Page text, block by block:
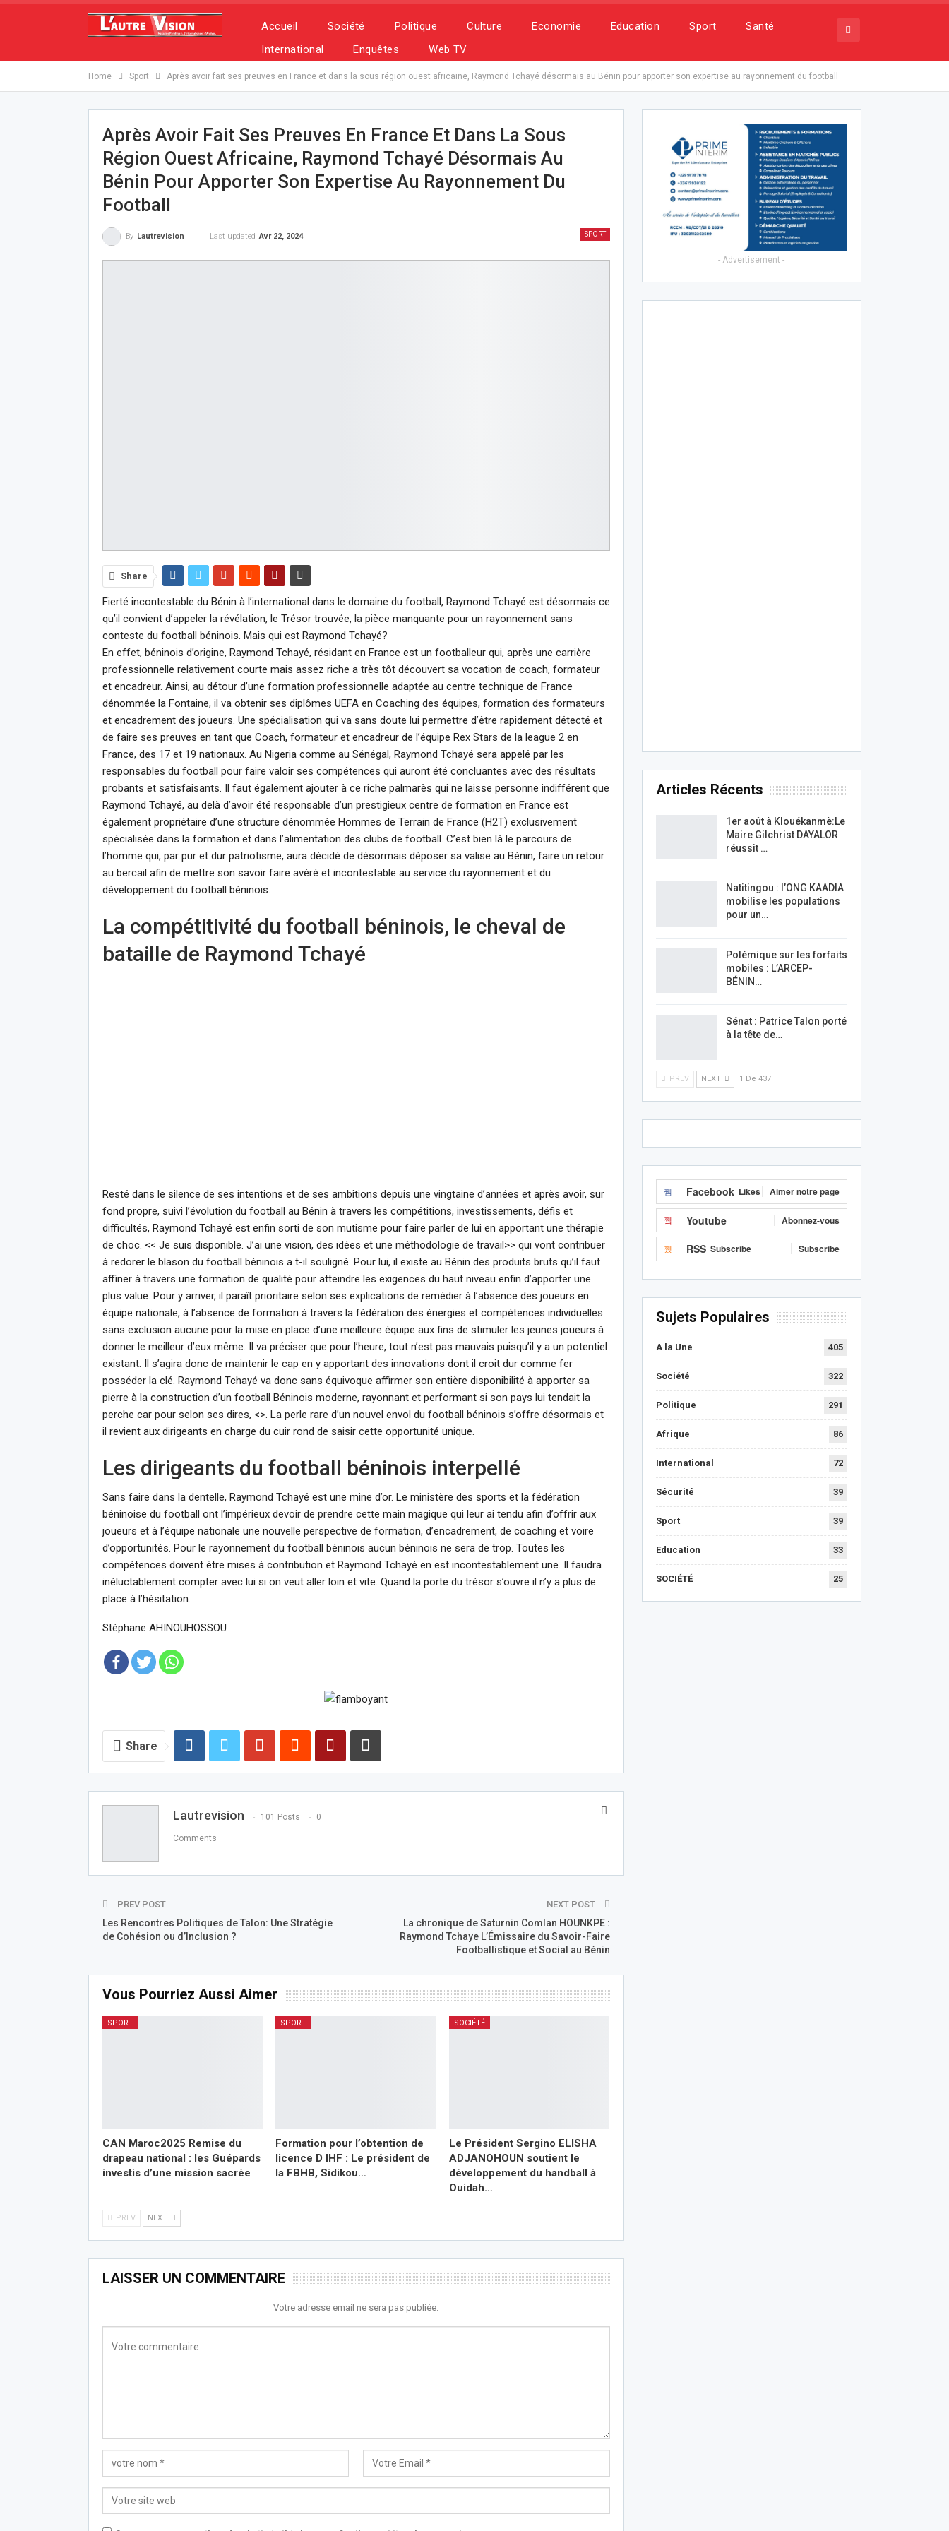
Accueil Société Politique Culture Economie Education Sport
Santé
International
Enquêtes Web TV
Home Sport Après avoir fait ses preuves en France et dans la sous région ouest africaine, Raymond Tchayé désormais au Bénin pour apporter son expertise au rayonnement du football
Après Avoir Fait Ses Preuves En France Et Dans La Sous
Région Ouest Africaine, Raymond Tchayé Désormais Au
Bénin Pour Apporter Son Expertise Au Rayonnement Du
Football
SPORT
By Lautrevision Last updated Avr 22, 2024
Share
Fierté incontestable du Bénin à l’international dans le domaine du football, Raymond Tchayé est désormais ce
qu’il convient d’appeler la révélation, le Trésor trouvée, la pièce manquante pour un rayonnement sans
conteste du football béninois. Mais qui est Raymond Tchayé?
En effet, béninois d’origine, Raymond Tchayé, résidant en France est un footballeur qui, après une carrière
professionnelle relativement courte mais assez riche a très tôt découvert sa vocation de coach, formateur
et encadreur. Ainsi, au détour d’une formation professionnelle adaptée au centre technique de France
dénommée la Fontaine, il va obtenir ses diplômes UEFA en Coaching des équipes, formation des formateurs
et encadrement des joueurs. Une spécialisation qui va sans doute lui permettre d’être rapidement détecté et
de faire ses preuves en tant que Coach, formateur et encadreur de l’équipe Rex Stars de la league 2 en
France, des 17 et 19 nationaux. Au Nigeria comme au Sénégal, Raymond Tchayé sera appelé par les
responsables du football pour faire valoir ses compétences qui auront été concluantes avec des résultats
probants et satisfaisants. Il faut également ajouter à ce riche palmarès qui ne laisse personne indifférent que
Raymond Tchayé, au delà d’avoir été responsable d’un prestigieux centre de formation en France est
également propriétaire d’une structure dénommée Hommes de Terrain de France (H2T) exclusivement
spécialisée dans la formation et dans l’alimentation des clubs de football. C’est bien là le parcours de
l’homme qui, par pur et dur patriotisme, aura décidé de désormais déposer sa valise au Bénin, faire un retour
au bercail afin de mettre son savoir faire avéré et incontestable au service du rayonnement et du
développement du football béninois.
La compétitivité du football béninois, le cheval de
bataille de Raymond Tchayé
Resté dans le silence de ses intentions et de ses ambitions depuis une vingtaine d’années et après avoir, sur
fond propre, suivi l’évolution du football au Bénin à travers les compétitions, investissements, défis et
difficultés, Raymond Tchayé est enfin sorti de son mutisme pour faire parler de lui en apportant une thérapie
de choc. << Je suis disponible. J’ai une vision, des idées et une méthodologie de travail>> qui vont contribuer
à redorer le blason du football béninois a t-il souligné. Pour lui, il existe au Bénin des produits bruts qu’il faut
affiner à travers une formation de qualité pour atteindre les exigences du haut niveau enfin d’apporter une
plus value. Pour y arriver, il paraît prioritaire selon ses explications de remédier à l’absence des joueurs en
équipe nationale, à l’absence de formation à travers la fédération des énergies et compétences individuelles
sans exclusion aucune pour la mise en place d’une meilleure équipe aux fins de stimuler les jeunes joueurs à
donner le meilleur d’eux même. Il va préciser que pour l’heure, tout n’est pas mauvais puisqu’il y a un potentiel
existant. Il s’agira donc de maintenir le cap en y apportant des innovations dont il croit dur comme fer
posséder la clé. Raymond Tchayé va donc sans équivoque affirmer son entière disponibilité à apporter sa
pierre à la construction d’un football Béninois moderne, rayonnant et performant si son pays lui tendait la
perche car pour selon ses dires, <>. La perle rare d’un nouvel envol du football béninois s’offre désormais et
il revient aux dirigeants en charge du cuir rond de saisir cette opportunité unique.
Les dirigeants du football béninois interpellé
Sans faire dans la dentelle, Raymond Tchayé est une mine d’or. Le ministère des sports et la fédération
béninoise du football ont l’impérieux devoir de prendre cette main magique qui leur ai tendu afin d’offrir aux
joueurs et à l’équipe nationale une nouvelle perspective de formation, d’encadrement, de coaching et voire
d’opportunités. Pour le rayonnement du football béninois aucun béninois ne sera de trop. Toutes les
compétences doivent être mises à contribution et Raymond Tchayé en est incontestablement une. Il faudra
inéluctablement compter avec lui si on veut aller loin et vite. Quand la porte du trésor s’ouvre il n’y a plus de
place à l’hésitation.
Stéphane AHINOUHOSSOU
Share
Lautrevision 101 Posts 0
Comments
PREV POST
Les Rencontres Politiques de Talon: Une Stratégie
de Cohésion ou d’Inclusion ?
NEXT POST
La chronique de Saturnin Comlan HOUNKPE :
Raymond Tchaye L’Émissaire du Savoir-Faire
Footballistique et Social au Bénin
Vous Pourriez Aussi Aimer
SPORT
CAN Maroc2025 Remise du
drapeau national : les Guépards
investis d’une mission sacrée
SPORT
Formation pour l’obtention de
licence D IHF : Le président de
la FBHB, Sidikou…
SOCIÉTÉ
Le Président Sergino ELISHA
ADJANOHOUN soutient le
développement du handball à
Ouidah…
PREV NEXT
LAISSER UN COMMENTAIRE
Votre adresse email ne sera pas publiée.
- Advertisement -
Articles Récents
1er août à Klouékanmè:Le
Maire Gilchrist DAYALOR
réussit …
Natitingou : l’ONG KAADIA
mobilise les populations
pour un…
Polémique sur les forfaits
mobiles : L’ARCEP-
BÉNIN…
Sénat : Patrice Talon porté
à la tête de…
PREV NEXT 1 De 437
Facebook Likes Aimer notre page
Youtube Abonnez-vous
RSS Subscribe Subscribe
Sujets Populaires
A la Une 405
Société 322
Politique 291
Afrique 86
International 72
Sécurité 39
Sport 39
Education 33
SOCIÉTÉ 25